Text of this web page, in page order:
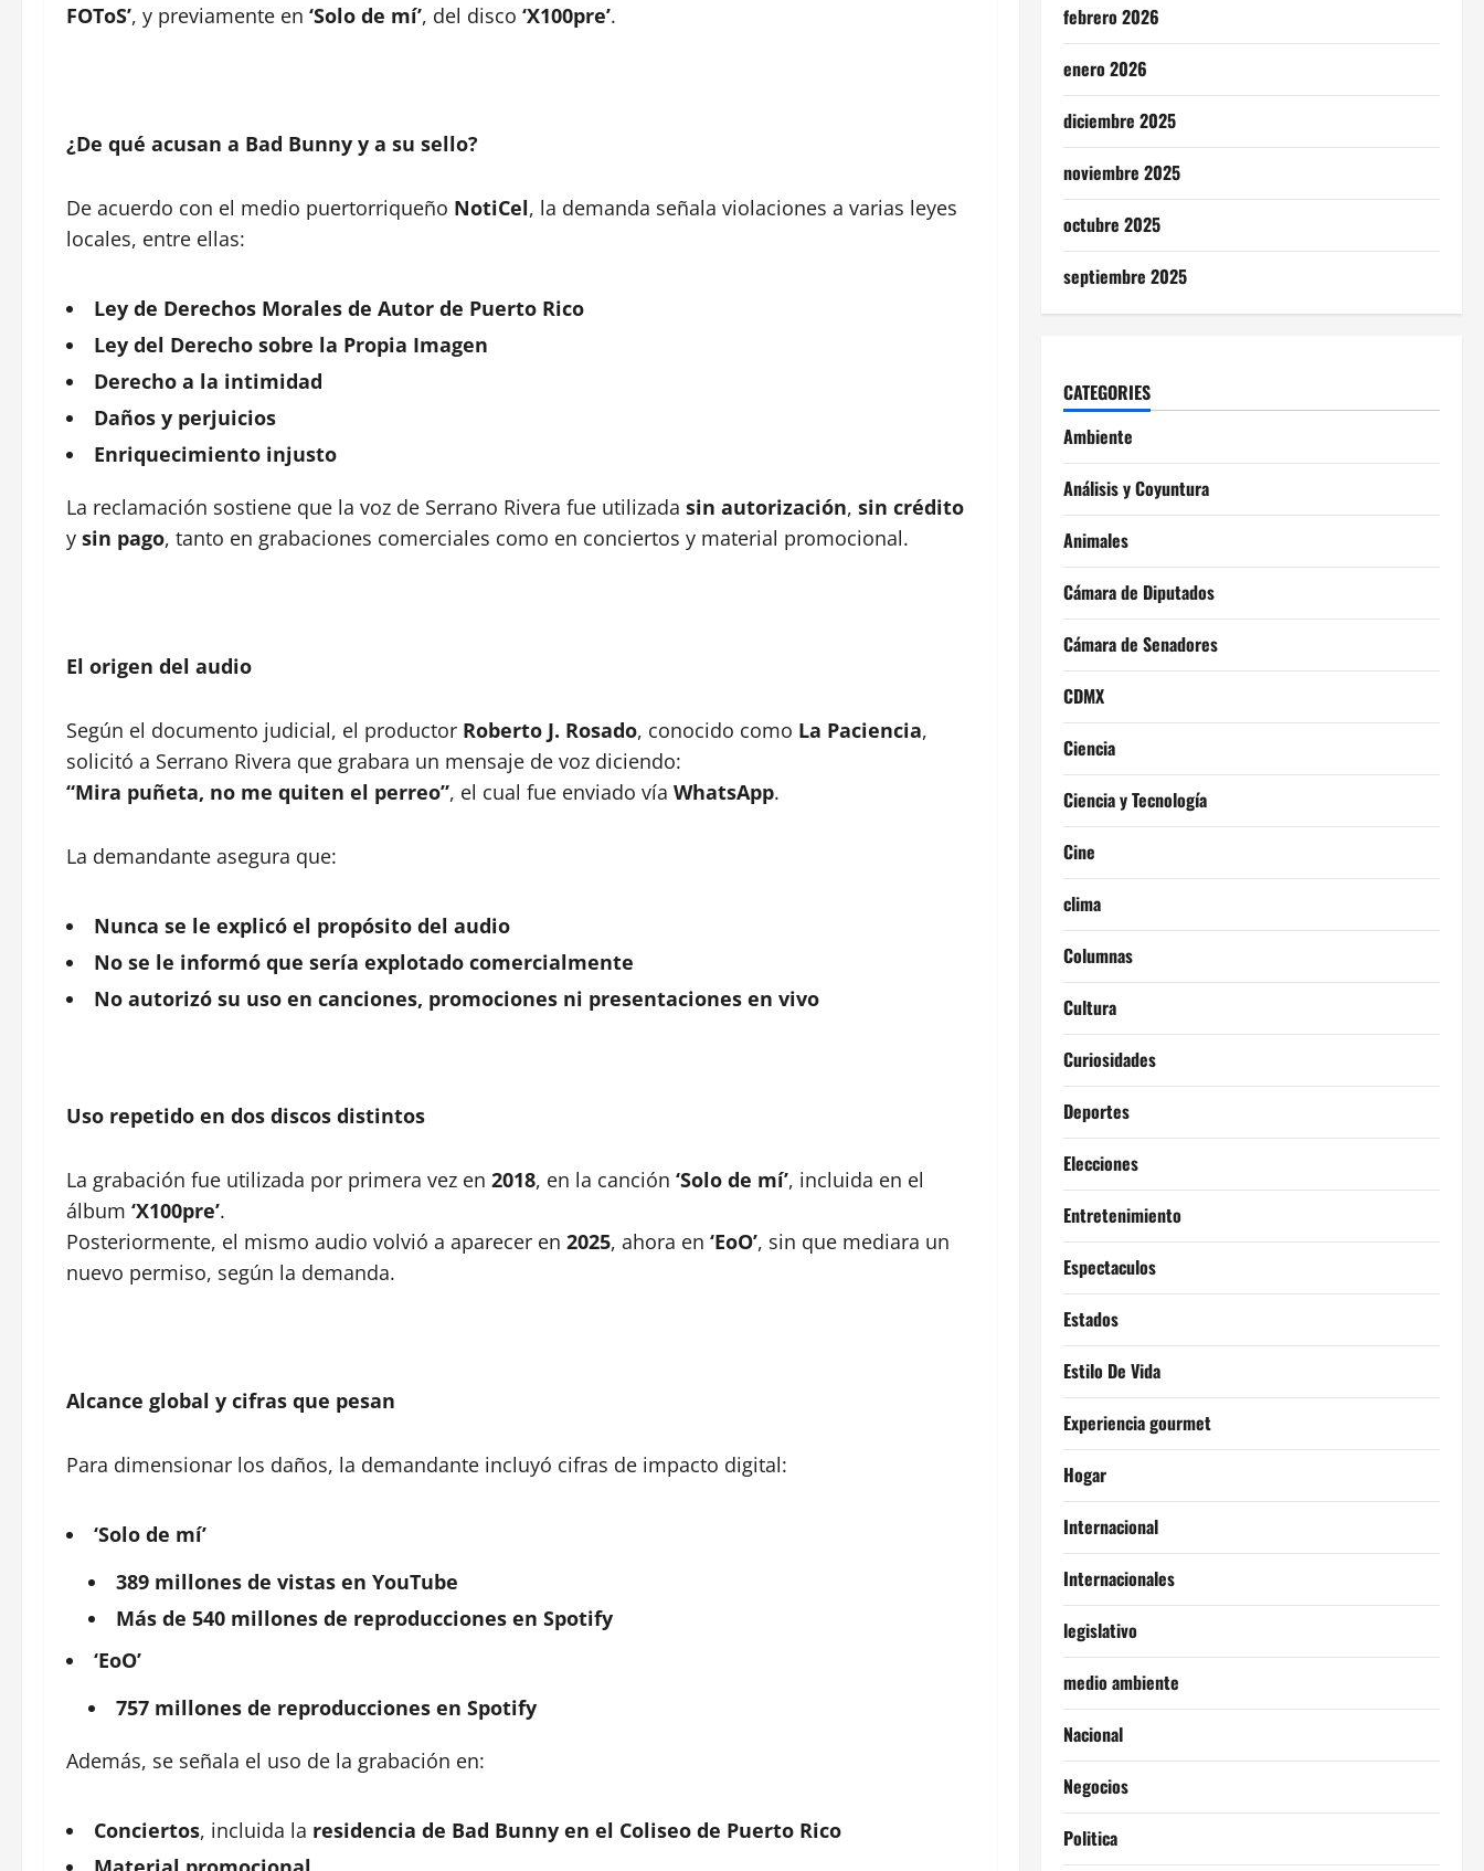
FOToS’, y previamente en ‘Solo de mí’, del disco ‘X100pre’.
¿De qué acusan a Bad Bunny y a su sello?
De acuerdo con el medio puertorriqueño NotiCel, la demanda señala violaciones a varias leyes
locales, entre ellas:
Ley de Derechos Morales de Autor de Puerto Rico
Ley del Derecho sobre la Propia Imagen
Derecho a la intimidad
Daños y perjuicios
Enriquecimiento injusto
La reclamación sostiene que la voz de Serrano Rivera fue utilizada sin autorización, sin crédito
y sin pago, tanto en grabaciones comerciales como en conciertos y material promocional.
El origen del audio
Según el documento judicial, el productor Roberto J. Rosado, conocido como La Paciencia,
solicitó a Serrano Rivera que grabara un mensaje de voz diciendo:
“Mira puñeta, no me quiten el perreo”, el cual fue enviado vía WhatsApp.
La demandante asegura que:
Nunca se le explicó el propósito del audio
No se le informó que sería explotado comercialmente
No autorizó su uso en canciones, promociones ni presentaciones en vivo
Uso repetido en dos discos distintos
La grabación fue utilizada por primera vez en 2018, en la canción ‘Solo de mí’, incluida en el
álbum ‘X100pre’.
Posteriormente, el mismo audio volvió a aparecer en 2025, ahora en ‘EoO’, sin que mediara un
nuevo permiso, según la demanda.
Alcance global y cifras que pesan
Para dimensionar los daños, la demandante incluyó cifras de impacto digital:
‘Solo de mí’
389 millones de vistas en YouTube
Más de 540 millones de reproducciones en Spotify
‘EoO’
757 millones de reproducciones en Spotify
Además, se señala el uso de la grabación en:
Conciertos, incluida la residencia de Bad Bunny en el Coliseo de Puerto Rico
febrero 2026
enero 2026
diciembre 2025
noviembre 2025
octubre 2025
septiembre 2025
CATEGORIES
Ambiente
Análisis y Coyuntura
Animales
Cámara de Diputados
Cámara de Senadores
CDMX
Ciencia
Ciencia y Tecnología
Cine
clima
Columnas
Cultura
Curiosidades
Deportes
Elecciones
Entretenimiento
Espectaculos
Estados
Estilo De Vida
Experiencia gourmet
Hogar
Internacional
Internacionales
legislativo
medio ambiente
Nacional
Negocios
Politica